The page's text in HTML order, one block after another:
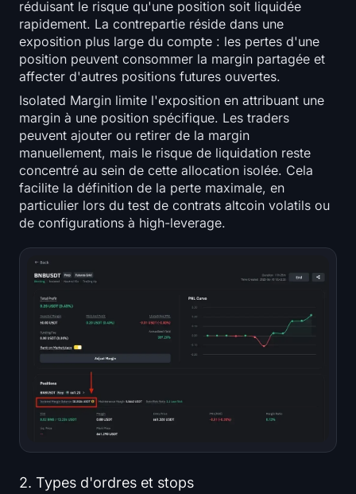
réduisant le risque qu'une position soit liquidée
rapidement. La contrepartie réside dans une
exposition plus large du compte : les pertes d'une
position peuvent consommer la margin partagée et
affecter d'autres positions futures ouvertes.
Isolated Margin limite l'exposition en attribuant une
margin à une position spécifique. Les traders
peuvent ajouter ou retirer de la margin
manuellement, mais le risque de liquidation reste
concentré au sein de cette allocation isolée. Cela
facilite la définition de la perte maximale, en
particulier lors du test de contrats altcoin volatils ou
de configurations à high-leverage.
2. Types d'ordres et stops